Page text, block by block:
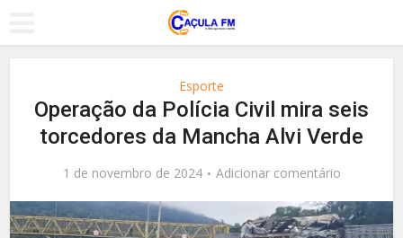
Esporte
Operação da Polícia Civil mira seis
torcedores da Mancha Alvi Verde
1 de novembro de 2024 Adicionar comentário